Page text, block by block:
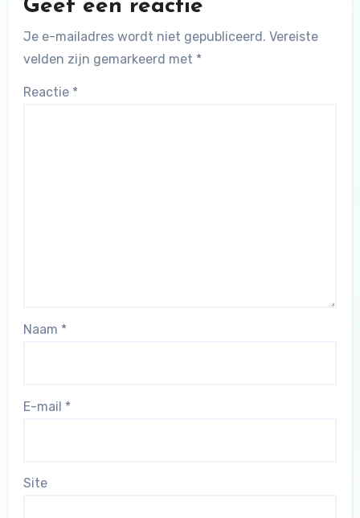
Geef een reactie
Je e-mailadres wordt niet gepubliceerd. Vereiste
velden zijn gemarkeerd met *
Reactie *
Naam *
E-mail *
Site